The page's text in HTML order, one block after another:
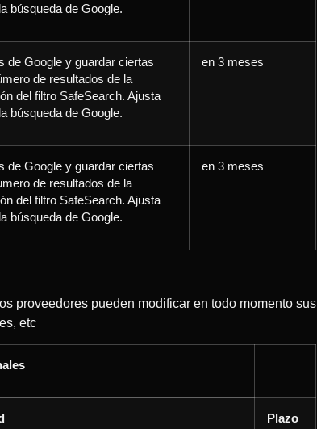
búsqueda de Google.
de Google y guardar ciertas
de resultados de la
del filtro SafeSearch. Ajusta
búsqueda de Google.
en 3 meses
de Google y guardar ciertas
de resultados de la
del filtro SafeSearch. Ajusta
búsqueda de Google.
en 3 meses
proveedores pueden modificar en todo momento sus
etc
Plazo